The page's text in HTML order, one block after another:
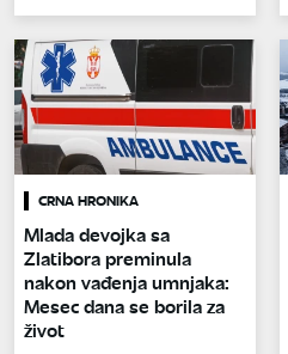
CRNA HRONIKA
Mlada devojka sa
Zlatibora preminula
nakon vađenja umnjaka:
Mesec dana se borila za
život